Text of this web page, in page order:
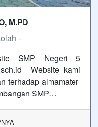
M.PD
-
SMP Negeri 5
Website kami
terhadap almamater
SMP…